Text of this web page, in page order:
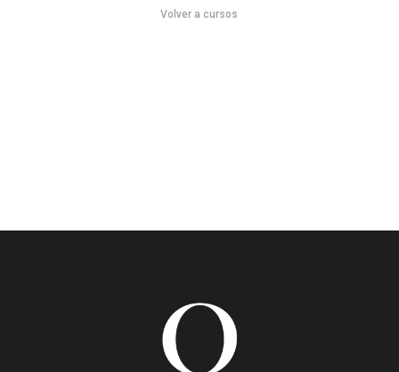
Volver a cursos